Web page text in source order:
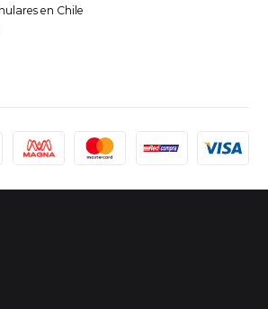
en Chile